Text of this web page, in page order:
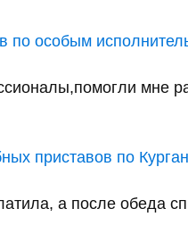
по особым
мне
приставов по
а после обеда